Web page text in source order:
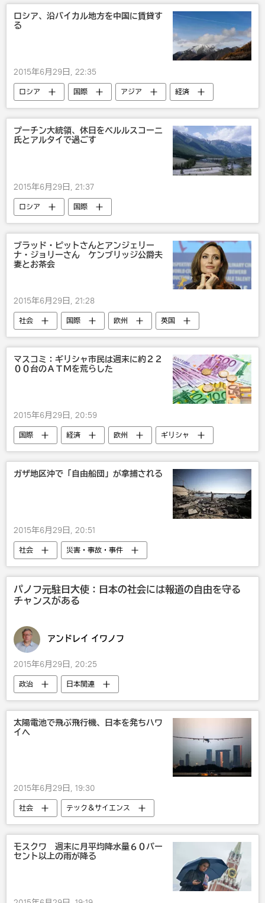
アジアインフラ投資銀行
ロシア、沿バイカル地方を中国に賃貸す
る
2015年6月29日, 22:35
ロシア 国際 アジア
経済
中国
露中関係
プーチン大統領、休日をベルルスコーニ
氏とアルタイで過ごす
2015年6月29日, 21:37
ロシア
国際
ウラジーミル・プーチン
ブラッド・ピットさんとアンジェリー
ナ・ジョリーさん ケンブリッジ公爵夫
妻とお茶会
2015年6月29日, 21:28
社会 国際 欧州 英国
マスコミ：ギリシャ市民は週末に約２２
００台のＡＴＭを荒らした
2015年6月29日, 20:59
国際 経済 欧州
ギリシャ
ギリシャ：ユーロ圏離脱ならどうなる？
ガザ地区沖で「自由船団」が拿捕される
2015年6月29日, 20:51
社会 災害・事故・事件
パノフ元駐日大使：日本の社会には報道の自由を守る
チャンスがある
アンドレイ イワノフ
2015年6月29日, 20:25
政治 日本関連
太陽電池で飛ぶ飛行機、日本を発ちハワ
イへ
2015年6月29日, 19:30
社会 テック＆サイエンス
モスクワ 週末に月平均降水量６０パー
セント以上の雨が降る